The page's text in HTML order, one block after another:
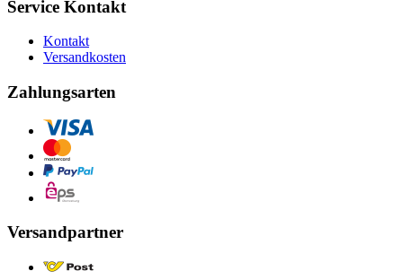
Service Kontakt
Kontakt
Versandkosten
Zahlungsarten
Versandpartner